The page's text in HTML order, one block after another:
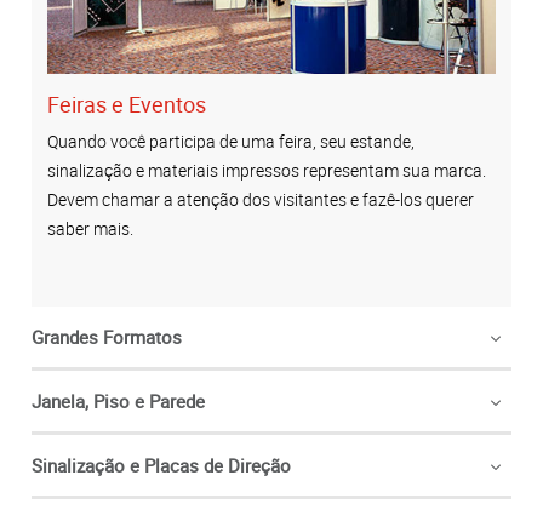
Feiras e Eventos
Quando você participa de uma feira, seu estande,
sinalização e materiais impressos representam sua marca.
Devem chamar a atenção dos visitantes e fazê-los querer
saber mais.
Grandes Formatos
Janela, Piso e Parede
Sinalização e Placas de Direção